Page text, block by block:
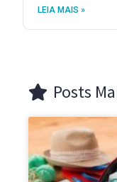
LEIA MAIS »
Posts